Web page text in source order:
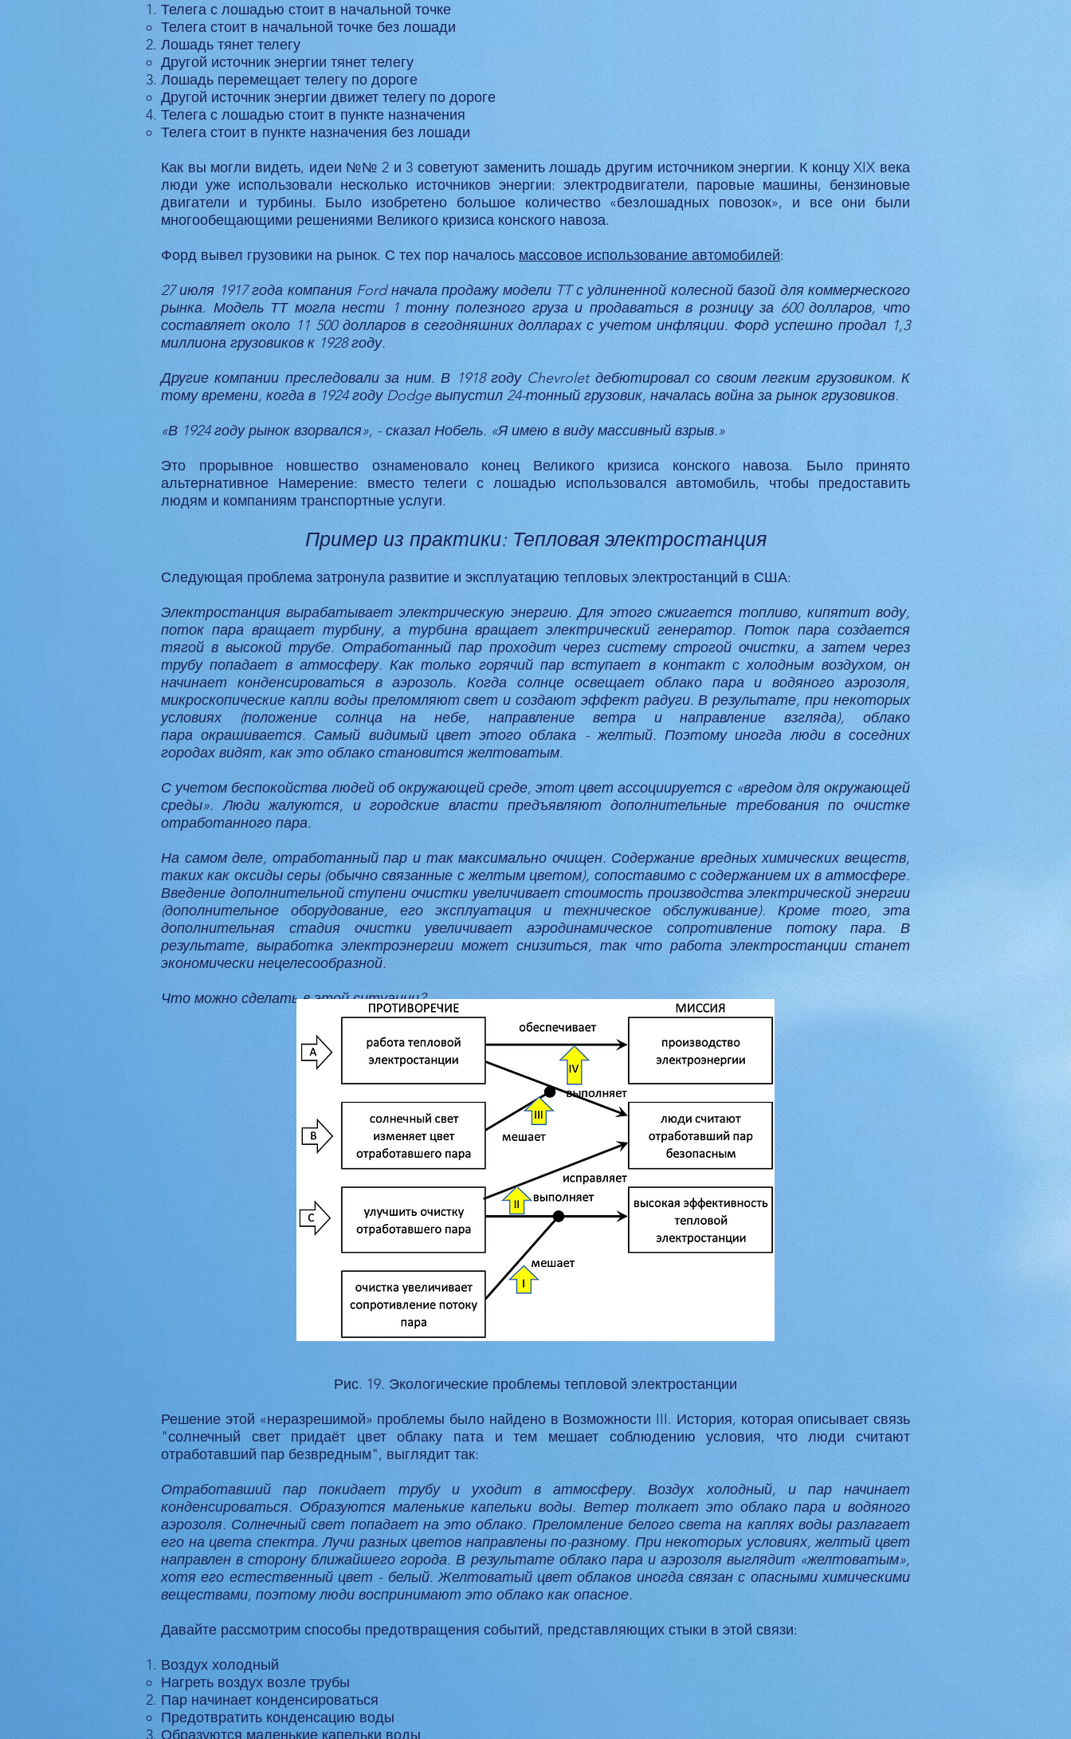
Телега с лошадью стоит в начальной точке
Телега стоит в начальной точке без лошади
Лошадь тянет телегу
Другой источник энергии тянет телегу
Лошадь перемещает телегу по дороге
Другой источник энергии движет телегу по дороге
Телега с лошадью стоит в пункте назначения
Телега стоит в пункте назначения без лошади
Как вы могли видеть, идеи №№ 2 и 3 советуют заменить лошадь другим источником энергии. К концу XIX века
люди уже использовали несколько источников энергии: электродвигатели, паровые машины, бензиновые
двигатели и турбины. Было изобретено большое количество «безлошадных повозок», и все они были
многообещающими решениями Великого кризиса конского навоза.
Форд вывел грузовики на рынок. С тех пор началосьмассовое использование автомобилей:
27 июля 1917 года компания Ford начала продажу модели TT с удлиненной колесной базой для коммерческого
рынка. Модель ТТ могла нести 1 тонну полезного груза и продаваться в розницу за 600 долларов, что
составляет около 11 500 долларов в сегодняшних долларах с учетом инфляции. Форд успешно продал 1,3
миллиона грузовиков к 1928 году.
Другие компании преследовали за ним. В 1918 году Chevrolet дебютировал со своим легким грузовиком. К
тому времени, когда в 1924 году Dodge выпустил 24-тонный грузовик, началась война за рынок грузовиков.
«В 1924 году рынок взорвался», - сказал Нобель. «Я имею в виду массивный взрыв.»
Это прорывное новшество ознаменовало конец Великого кризиса конского навоза. Было принято
альтернативное Намерение: вместо телеги с лошадью использовался автомобиль, чтобы предоставить
людям и компаниям транспортные услуги.
Пример из практики: Тепловая электростанция
Следующая проблема затронула развитие и эксплуатацию тепловых электростанций в США:
Электростанция вырабатывает электрическую энергию. Для этого сжигается топливо, кипятит воду,
поток пара вращает турбину, а турбина вращает электрический генератор. Поток пара создается
тягой в высокой трубе. Отработанный пар проходит через систему строгой очистки, а затем через
трубу попадает в атмосферу. Как только горячий пар вступает в контакт с холодным воздухом, он
начинает конденсироваться в аэрозоль. Когда солнце освещает облако пара и водяного аэрозоля,
микроскопические капли воды преломляют свет и создают эффект радуги. В результате, при некоторых
условиях (положение солнца на небе, направление ветра и направление взгляда), облако
пара окрашивается. Самый видимый цвет этого облака - желтый. Поэтому иногда люди в соседних
городах видят, как это облако становится желтоватым.
С учетом беспокойства людей об окружающей среде, этот цвет ассоциируется с «вредом для окружающей
среды». Люди жалуются, и городские власти предъявляют дополнительные требования по очистке
отработанного пара.
На самом деле, отработанный пар и так максимально очищен. Содержание вредных химических веществ,
таких как оксиды серы (обычно связанные с желтым цветом), сопоставимо с содержанием их в атмосфере.
Введение дополнительной ступени очистки увеличивает стоимость производства электрической энергии
(дополнительное оборудование, его эксплуатация и техническое обслуживание). Кроме того, эта
дополнительная стадия очистки увеличивает аэродинамическое сопротивление потоку пара. В
результате, выработка электроэнергии может снизиться, так что работа электростанции станет
экономически нецелесообразной.
Что можно сделать в этой ситуации?
Рис. 19. Экологические проблемы тепловой электростанции
Решение этой «неразрешимой» проблемы было найдено в Возможности III. История, которая описывает связь
"солнечный свет придаёт цвет облаку пата и тем мешает соблюдению условия, что люди считают
отработавший пар безвредным", выглядит так:
Отработавший пар покидает трубу и уходит в атмосферу. Воздух холодный, и пар начинает
конденсироваться. Образуются маленькие капельки воды. Ветер толкает это облако пара и водяного
аэрозоля. Солнечный свет попадает на это облако. Преломление белого света на каплях воды разлагает
его на цвета спектра. Лучи разных цветов направлены по-разному. При некоторых условиях, желтый цвет
направлен в сторону ближайшего города. В результате облако пара и аэрозоля выглядит «желтоватым»,
хотя его естественный цвет - белый. Желтоватый цвет облаков иногда связан с опасными химическими
веществами, поэтому люди воспринимают это облако как опасное.
Давайте рассмотрим способы предотвращения событий, представляющих стыки в этой связи:
Воздух холодный
Нагреть воздух возле трубы
Пар начинает конденсироваться
Предотвратить конденсацию воды
Образуются маленькие капельки воды